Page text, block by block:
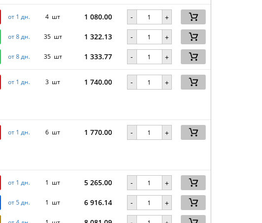
от 1 дн. 4 шт 1 080.00 - +
от 8 дн. 35 шт 1 322.13 - +
от 8 дн. 35 шт 1 333.77 - +
от 1 дн. 3 шт 1 740.00 - +
от 1 дн. 6 шт 1 770.00 - +
от 1 дн. 1 шт 5 265.00 - +
от 5 дн. 1 шт 6 916.14 - +